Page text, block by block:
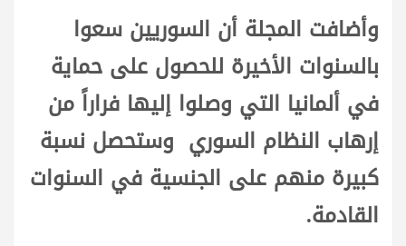
وأضافت المجلة أن السوريين سعوا
بالسنوات الأخيرة للحصول على حماية
في ألمانيا التي وصلوا إليها فراراً من
إرهاب النظام السوري وستحصل نسبة
كبيرة منهم على الجنسية في السنوات
القادمة.